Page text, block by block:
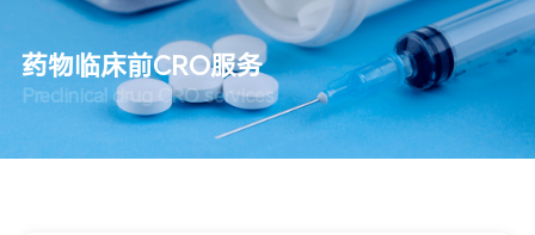
药物临床前CRO服务
Preclinical drug CRO services